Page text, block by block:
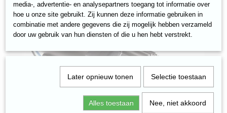
media-, advertentie- en analysepartners toegang tot informatie over
hoe u onze site gebruikt. Zij kunnen deze informatie gebruiken in
combinatie met andere gegevens die zij mogelijk hebben verzameld
door uw gebruik van hun diensten of die u hen hebt verstrekt.
Later opnieuw tonen Selectie toestaan
Alles toestaan Nee, niet akkoord